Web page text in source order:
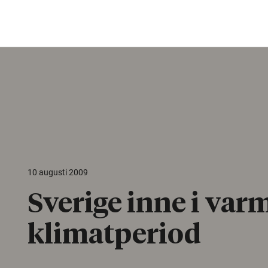
10 augusti 2009
Sverige inne i
klimatperiod